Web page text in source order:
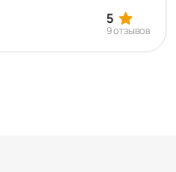
отеле вы
к выставке, а также
мастер-
5
9 отзывов